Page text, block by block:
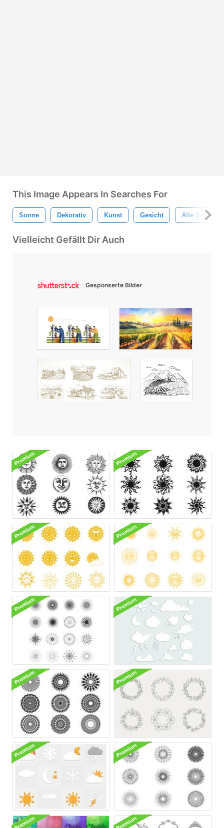
This Image Appears In Searches For
Sonne Dekorativ Kunst Gesicht Alte Sonne
Vielleicht Gefällt Dir Auch
Gesponserte Bilder